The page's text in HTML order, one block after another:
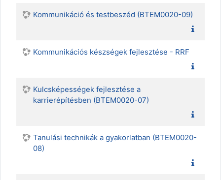
Kommunikáció és testbeszéd (BTEM0020-09)
Kommunikációs készségek fejlesztése - RRF
Kulcsképességek fejlesztése a
karrierépítésben (BTEM0020-07)
Tanulási technikák a gyakorlatban (BTEM0020-
08)